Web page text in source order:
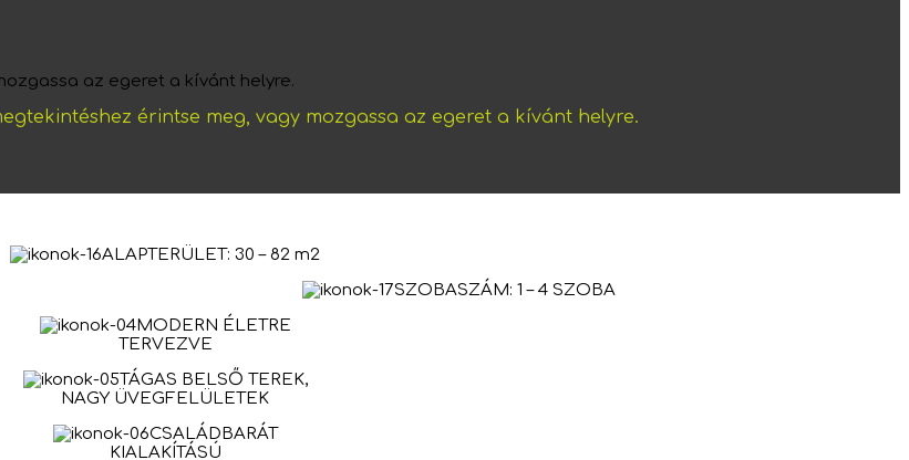
az egeret a kívánt helyre.
érintse meg, vagy mozgassa az egeret a kívánt helyre.
ALAPTERÜLET: 30 – 82 m2
SZOBASZÁM: 1 – 4 SZOBA
MODERN ÉLETRE
TERVEZVE
TÁGAS BELSŐ TEREK,
NAGY ÜVEGFELÜLETEK
CSALÁDBARÁT
KIALAKÍTÁSÚ